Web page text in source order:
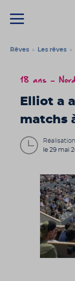
Rêves » Les rêves »
18 ans -
Elliot a
matchs
le 29 mai